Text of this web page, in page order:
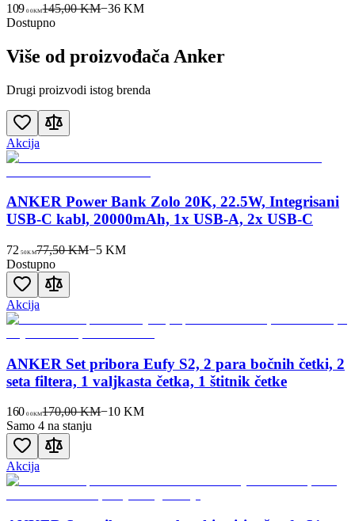
109 00KM145,00 KM−36 KM
Dostupno
Više od proizvođača Anker
Drugi proizvodi istog brenda
Akcija
ANKER Power Bank Zolo 20K, 22.5W, Integrisani
USB-C kabl, 20000mAh, 1x USB-A, 2x USB-C
72 50KM77,50 KM−5KM
Dostupno
Akcija
ANKER Set pribora Eufy S2, 2 para bočnih četki, 2
seta filtera, 1 valjkasta četka, 1 štitnik četke
160 00KM170,00 KM−10 KM
Samo 4 na stanju
Akcija